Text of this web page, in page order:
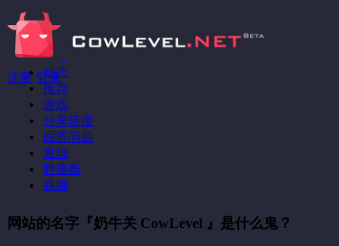
注册 登录
动态
推荐
游戏
分享链接
回答问题
发现
野蔷薇
视频
网站的名字『奶牛关 CowLevel 』是什么鬼？